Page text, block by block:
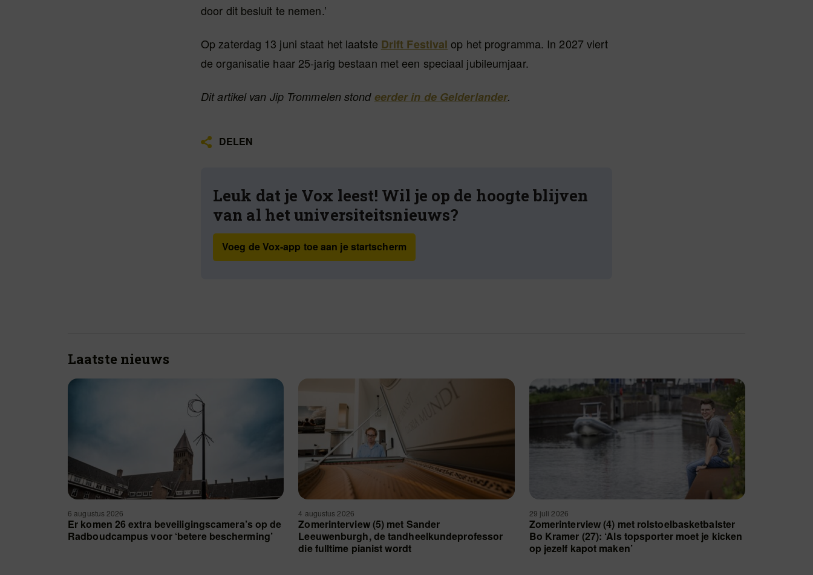
door dit besluit te nemen.’
Op zaterdag 13 juni staat het laatste Drift Festival op het programma. In 2027 viert
de organisatie haar 25-jarig bestaan met een speciaal jubileumjaar.
Dit artikel van Jip Trommelen stond eerder in de Gelderlander.
DELEN
Leuk dat je Vox leest! Wil je op de hoogte blijven
van al het universiteitsnieuws?
Voeg de Vox-app toe aan je startscherm
Laatste nieuws
6 augustus 2026
Er komen 26 extra beveiligingscamera’s op de
Radboudcampus voor ‘betere bescherming’
4 augustus 2026
Zomerinterview (5) met Sander
Leeuwenburgh, de tandheelkundeprofessor
die fulltime pianist wordt
29 juli 2026
Zomerinterview (4) met rolstoelbasketbalster
Bo Kramer (27): ‘Als topsporter moet je kicken
op jezelf kapot maken’